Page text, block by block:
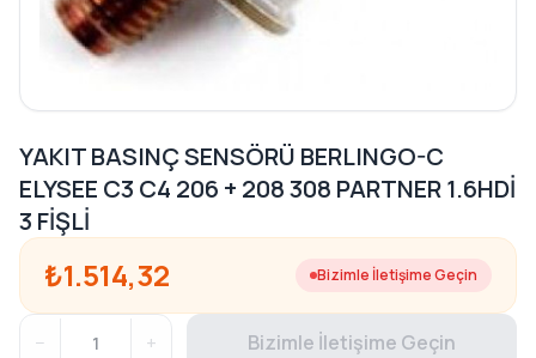
YAKIT BASINÇ SENSÖRÜ BERLINGO-C
ELYSEE C3 C4 206 + 208 308 PARTNER 1.6HDİ
3 FİŞLİ
₺1.514,32 Bizimle İletişime Geçin
− + Bizimle İletişime Geçin